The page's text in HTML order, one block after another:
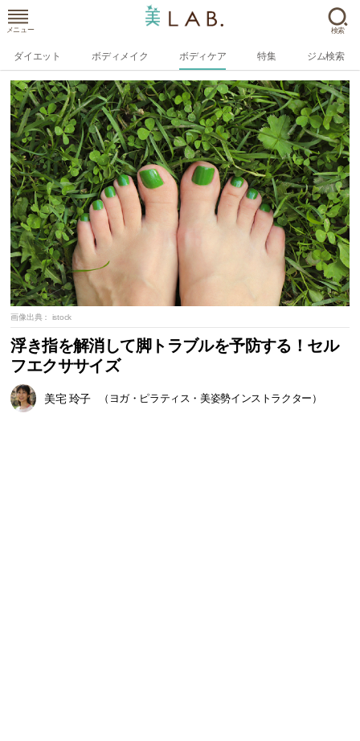
メニュー 検索
ダイエット ボディメイク ボディケア 特集 ジム検索
画像出典： istock
浮き指を解消して脚トラブルを予防する！セル
フエクササイズ
美宅 玲子 （ヨガ・ピラティス・美姿勢インストラクター）